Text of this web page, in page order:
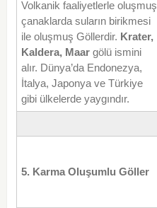
Volkanik faaliyetlerle oluşmuş
çanaklarda suların birikmesi
ile oluşmuş Göllerdir. Krater,
Kaldera, Maar gölü ismini
alır. Dünya’da Endonezya,
İtalya, Japonya ve Türkiye
gibi ülkelerde yaygındır.
5. Karma Oluşumlu Göller